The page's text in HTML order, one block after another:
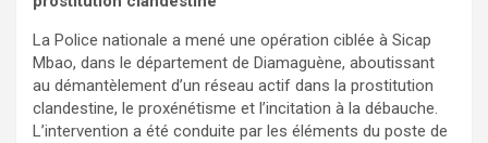
La Police nationale a mené une opération ciblée à Sicap
Mbao, dans le département de Diamaguène, aboutissant
au démantèlement d’un réseau actif dans la prostitution
clandestine, le proxénétisme et l’incitation à la débauche.
L’intervention a été conduite par les éléments du poste de